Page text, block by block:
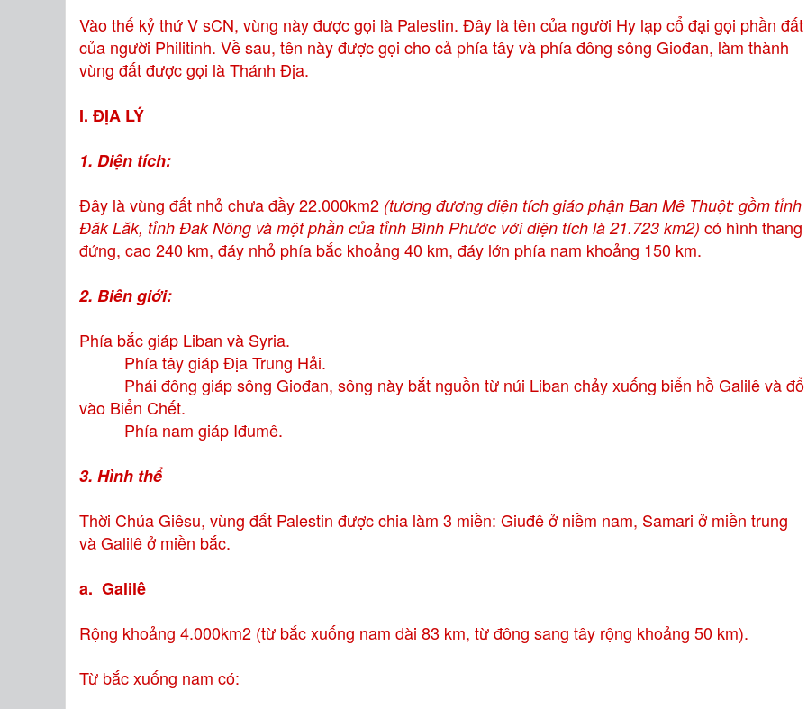
Vào thế kỷ thứ V sCN, vùng này được gọi là Palestin. Đây là tên của người Hy lạp cổ đại gọi phần đất
của người Philitinh. Về sau, tên này được gọi cho cả phía tây và phía đông sông Giođan, làm thành
vùng đất được gọi là Thánh Địa.
I. ĐỊA LÝ
1. Diện tích:
Đây là vùng đất nhỏ chưa đầy 22.000km2 (tương đương diện tích giáo phận Ban Mê Thuột: gồm tỉnh
Đăk Lăk, tỉnh Đak Nông và một phần của tỉnh Bình Phước với diện tích là 21.723 km2) có hình thang
đứng, cao 240 km, đáy nhỏ phía bắc khoảng 40 km, đáy lớn phía nam khoảng 150 km.
2. Biên giới:
Phía bắc giáp Liban và Syria.
Phía tây giáp Địa Trung Hải.
Phái đông giáp sông Giođan, sông này bắt nguồn từ núi Liban chảy xuống biển hồ Galilê và đổ
vào Biển Chết.
Phía nam giáp Iđumê.
3. Hình thể
Thời Chúa Giêsu, vùng đất Palestin được chia làm 3 miền: Giuđê ở niềm nam, Samari ở miền trung
và Galilê ở miền bắc.
a. Galilê
Rộng khoảng 4.000km2 (từ bắc xuống nam dài 83 km, từ đông sang tây rộng khoảng 50 km).
Từ bắc xuống nam có: